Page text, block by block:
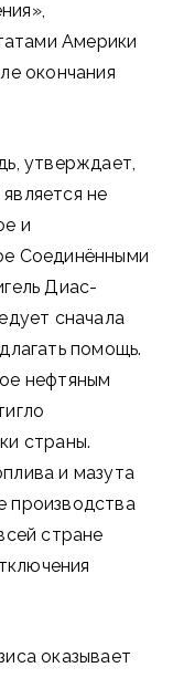
Америки
окончания
утверждает,
не
и
Соединёнными
Диас-
сначала
помощь.
нефтяным
страны.
и мазута
производства
стране
оказывает